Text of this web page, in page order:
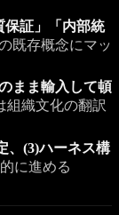
保証」「内部統
既存概念にマッ
まま輸入して頓
組織文化の翻訳
、(3)ハーネス構
に進める